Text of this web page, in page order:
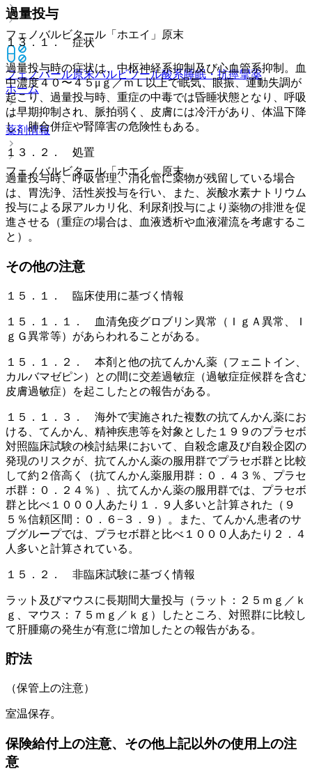
フェノバルビタール「ホエイ」原末
フェノバール原末バルビツール酸系睡眠・抗痙攣薬
ホーム
薬剤情報
フェノバルビタール「ホエイ」原末
過量投与
１３．１． 症状
過量投与時の症状は、中枢神経系抑制及び心血管系抑制。血
中濃度４０〜４５μｇ／ｍＬ以上で眠気、眼振、運動失調が
起こり、過量投与時、重症の中毒では昏睡状態となり、呼吸
は早期抑制され、脈拍弱く、皮膚には冷汗があり、体温下降
し、肺合併症や腎障害の危険性もある。
１３．２． 処置
過量投与時、呼吸管理、消化管に薬物が残留している場合
は、胃洗浄、活性炭投与を行い、また、炭酸水素ナトリウム
投与による尿アルカリ化、利尿剤投与により薬物の排泄を促
進させる（重症の場合は、血液透析や血液灌流を考慮するこ
と）。
その他の注意
１５．１． 臨床使用に基づく情報
１５．１．１． 血清免疫グロブリン異常（ＩｇＡ異常、Ｉ
ｇＧ異常等）があらわれることがある。
１５．１．２． 本剤と他の抗てんかん薬（フェニトイン、
カルバマゼピン）との間に交差過敏症（過敏症症候群を含む
皮膚過敏症）を起こしたとの報告がある。
１５．１．３． 海外で実施された複数の抗てんかん薬にお
ける、てんかん、精神疾患等を対象とした１９９のプラセボ
対照臨床試験の検討結果において、自殺念慮及び自殺企図の
発現のリスクが、抗てんかん薬の服用群でプラセボ群と比較
して約２倍高く（抗てんかん薬服用群：０．４３％、プラセ
ボ群：０．２４％）、抗てんかん薬の服用群では、プラセボ
群と比べ１０００人あたり１．９人多いと計算された（９
５％信頼区間：０．６−３．９）。また、てんかん患者のサ
ブグループでは、プラセボ群と比べ１０００人あたり２．４
人多いと計算されている。
１５．２． 非臨床試験に基づく情報
ラット及びマウスに長期間大量投与（ラット：２５ｍｇ／ｋ
ｇ、マウス：７５ｍｇ／ｋｇ）したところ、対照群に比較し
て肝腫瘍の発生が有意に増加したとの報告がある。
貯法
（保管上の注意）
室温保存。
保険給付上の注意、その他上記以外の使用上の注
意